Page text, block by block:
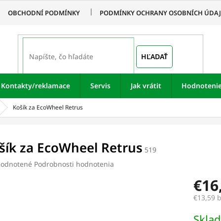
OBCHODNÍ PODMÍNKY PODMÍNKY OCHRANY OSOBNÍCH
HĽADAŤ
Kontakty/reklamace Servis Jak vrátit
Košík za EcoWheel Retrus
za EcoWheel Retrus 519
Podrobnosti hodnotenia
€13,59